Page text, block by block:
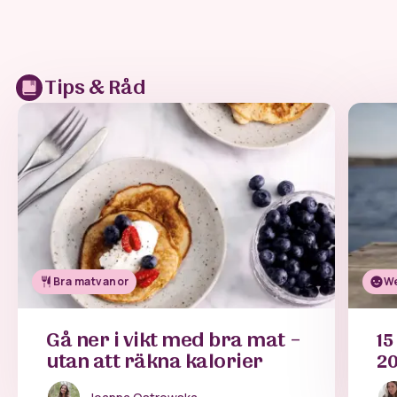
Tips & Råd
Bra matvanor
Gå ner i vikt med bra mat –
utan att räkna kalorier